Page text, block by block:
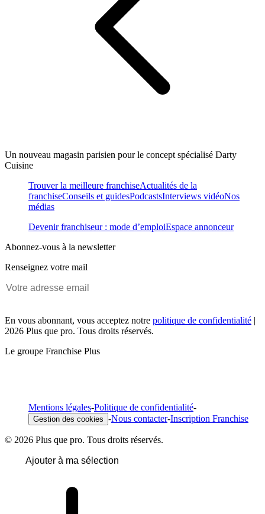
Un nouveau magasin parisien pour le concept spécialisé Darty
Cuisine
Trouver la meilleure franchiseActualités de la
franchiseConseils et guidesPodcastsInterviews vidéoNos
médias
Devenir franchiseur : mode d’emploiEspace annonceur
Abonnez-vous à la newsletter
Renseignez votre mail
En vous abonnant, vous acceptez notre politique de confidentialité |
2026 Plus que pro. Tous droits réservés.
Le groupe Franchise Plus
Mentions légales-Politique de confidentialité-
Gestion des cookies -Nous contacter-Inscription Franchise
© 2026 Plus que pro. Tous droits réservés.
Ajouter à ma sélection